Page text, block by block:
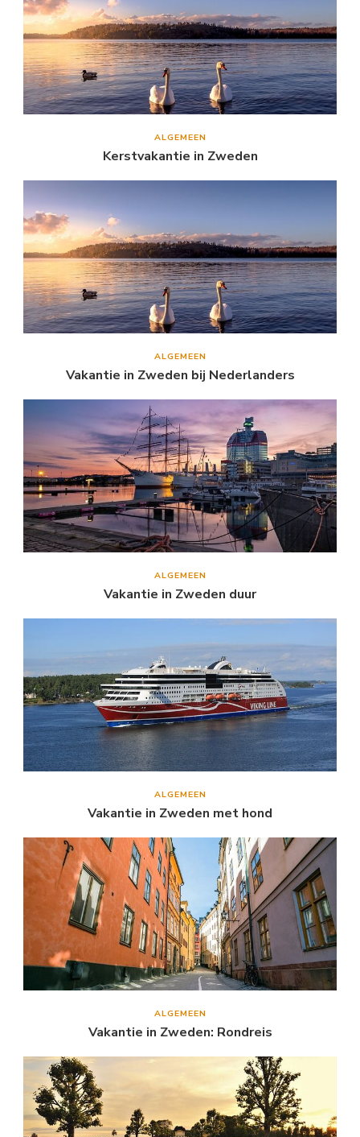
ALGEMEEN
Kerstvakantie in Zweden
ALGEMEEN
Vakantie in Zweden bij Nederlanders
ALGEMEEN
Vakantie in Zweden duur
ALGEMEEN
Vakantie in Zweden met hond
ALGEMEEN
Vakantie in Zweden: Rondreis